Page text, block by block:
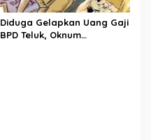
Diduga Gelapkan Uang Gaji
BPD Teluk, Oknum